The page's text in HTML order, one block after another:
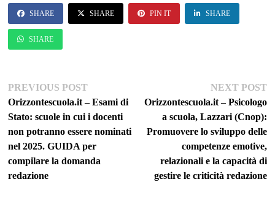
SHARE SHARE PIN IT SHARE
SHARE
Navigazione
articoli
PREVIOUS POSTPrevious
post:
Orizzontescuola.it – Esami di
Stato: scuole in cui i docenti
non potranno essere nominati
nel 2025. GUIDA per
compilare la domanda
redazione
NEXT POST
Orizzontescuola.it – Psicologo
a scuola, Lazzari (Cnop):
Promuovere lo sviluppo delle
competenze emotive,
relazionali e la capacità di
gestire le criticità redazione